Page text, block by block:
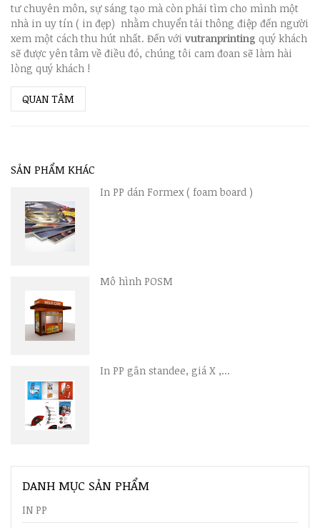
tư chuyên môn, sự sáng tạo mà còn phải tìm cho mình một
nhà in uy tín ( in đẹp) nhằm chuyển tải thông điệp đến người
xem một cách thu hút nhất. Đến với vutranprinting quý khách
sẽ được yên tâm về điều đó, chúng tôi cam đoan sẽ làm hài
lòng quý khách !
QUAN TÂM
SẢN PHẨM KHÁC
In PP dán Formex ( foam board )
Mô hình POSM
In PP gắn standee, giá X ,...
DANH MỤC SẢN PHẨM
IN PP